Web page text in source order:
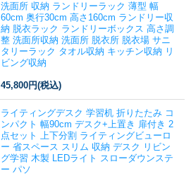
洗面所 収納 ランドリーラック 薄型 幅
60cm 奥行30cm 高さ160cm ランドリー収
納 脱衣ラック ランドリーボックス 高さ調
整 洗面所収納 洗面所 脱衣所 脱衣場 サニ
タリーラック タオル収納 キッチン収納 リ
ビング収納
45,800円(税込)
ライティングデスク 学習机 折りたたみ コ
ンパクト 幅90cm デスク+上置き 扉付き 2
点セット 上下分割 ライティングビューロ
ー 省スペース スリム 収納 デスク リビン
グ学習 木製 LEDライト スローダウンステ
ー パソ